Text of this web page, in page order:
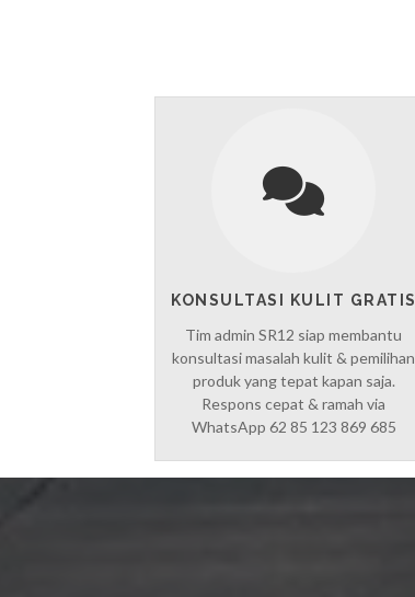
KONSULTASI KULIT GRATIS
Tim admin SR12 siap membantu
konsultasi masalah kulit & pemilihan
produk yang tepat kapan saja.
Respons cepat & ramah via
WhatsApp 62 85 123 869 685